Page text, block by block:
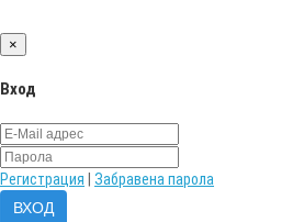
×
Вход
Регистрация Забравена парола